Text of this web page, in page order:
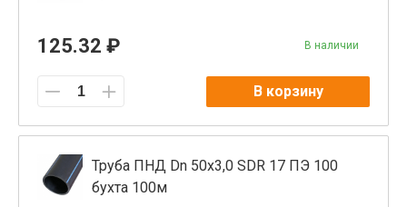
125.32 ₽ В наличии
В корзину
Труба ПНД Dn 50х3,0 SDR 17 ПЭ 100
бухта 100м